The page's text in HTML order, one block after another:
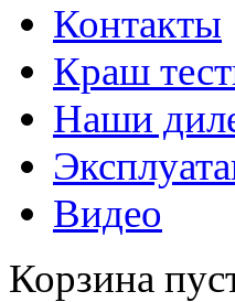
Контакты
Краш
Наши
Видео
Корзина